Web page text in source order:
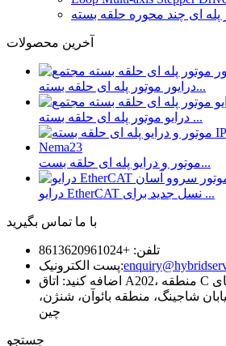
پله ای چند محوره حلقه بسته
آخرین محصولات
درایور موتور پله ای حلقه بسته...
درایو موتور پله ای حلقه بسته ...
موتور و درایو پله ای حلقه بست...
درایو EtherCAT نسل جدید برای ...
با ما تماس بگیرید
تلفن: +8613620961024
پست الکترونیک:
اضافه کنید: اتاق A202، منطقه C از 1 سالن، مرکز آسیای
شاجینگ، منطقه بائوآن، شنژن،
چین
جستجو